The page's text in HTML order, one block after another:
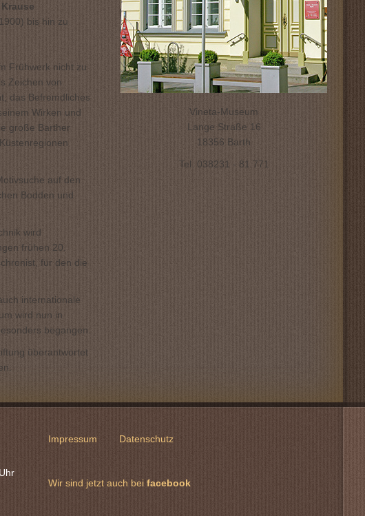
bis hin zu
Frühwerk nicht zu
Zeichen von
das Befremdliches
Wirken und
große Barther
auf den
Bodden und
wird
frühen 20.
für den die
internationale
wird nun in
begangen.
überantwortet
Vineta-Museum
Lange Straße 16
18356 Barth
Tel. 038231 - 81 771
Impressum Datenschutz
Wir sind jetzt auch bei facebook